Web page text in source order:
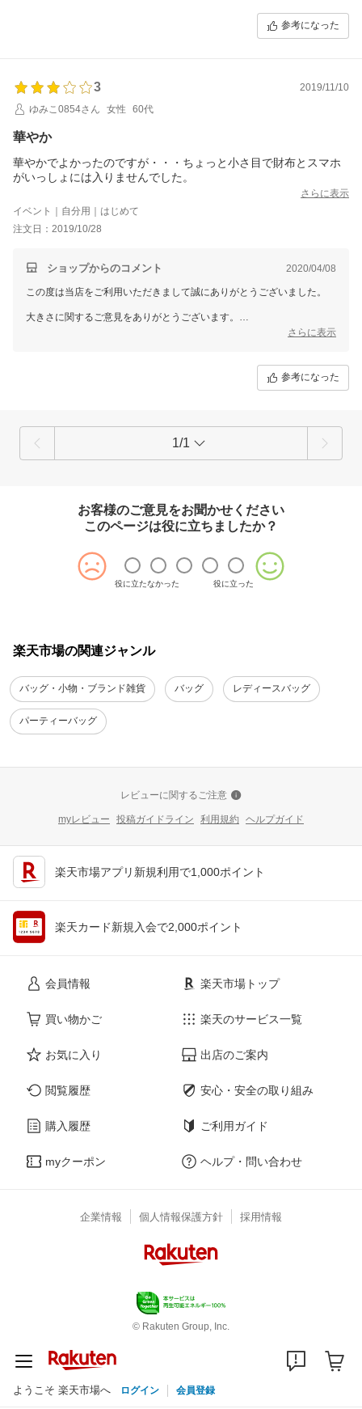
参考になった
3
2019/11/10
ゆみこ0854さん
女性 60代
華やか
華やかでよかったのですが・・・ちょっと小さ目で財布とスマホ
がいっしょには入りませんでした。
さらに表示
イベント｜自分用｜はじめて
注文日：2019/10/28
ショップからのコメント 2020/04/08
この度は当店をご利用いただきまして誠にありがとうございました。
大きさに関するご意見をありがとうございます。
少しマチが狭いタイプのパーティーバッグですので、大きめで厚みのあ
今回いただきましたご意見をもとに、説明等のサービス向上に取り組ん
さらに表示
参考になった
1/1
お客様のご意見をお聞かせください
このページは役に立ちましたか？
役に立たなかった 役に立った
楽天市場の関連ジャンル
バッグ・小物・ブランド雑貨 バッグ レディースバッグ
パーティーバッグ
レビューに関するご注意
myレビュー 投稿ガイドライン 利用規約 ヘルプガイド
楽天市場アプリ新規利用で1,000ポイント
楽天カード新規入会で2,000ポイント
会員情報
買い物かご
お気に入り
閲覧履歴
購入履歴
myクーポン
楽天市場トップ
楽天のサービス一覧
出店のご案内
安心・安全の取り組み
ご利用ガイド
ヘルプ・問い合わせ
企業情報 個人情報保護方針 採用情報
© Rakuten Group, Inc.
ようこそ 楽天市場へ ログイン 会員登録